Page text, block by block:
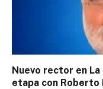
Nuevo rector en La
etapa con Roberto